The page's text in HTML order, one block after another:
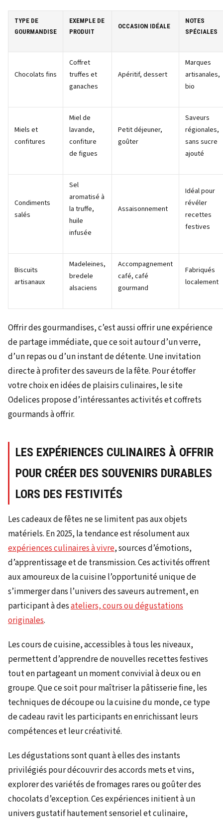
TYPE DE
GOURMANDISE
EXEMPLE DE
PRODUIT
OCCASION IDÉALE
NOTES
SPÉCIALES
Chocolats fins
Coffret
truffes et
ganaches
Apéritif, dessert
Marques
artisanales,
bio
Miels et
confitures
Miel de
lavande,
confiture
de figues
Petit déjeuner,
goûter
Saveurs
régionales,
sans sucre
ajouté
Condiments
salés
Sel
aromatisé à
la truffe,
huile
infusée
Assaisonnement
Idéal pour
révéler
recettes
festives
Biscuits
artisanaux
Madeleines,
bredele
alsaciens
Accompagnement
café, café
gourmand
Fabriqués
localement
Offrir des gourmandises, c’est aussi offrir une expérience
de partage immédiate, que ce soit autour d’un verre,
d’un repas ou d’un instant de détente. Une invitation
directe à profiter des saveurs de la fête. Pour étoffer
votre choix en idées de plaisirs culinaires, le site
Odelices propose d’intéressantes activités et coffrets
gourmands à offrir.
LES EXPÉRIENCES CULINAIRES À OFFRIR
POUR CRÉER DES SOUVENIRS DURABLES
LORS DES FESTIVITÉS
Les cadeaux de fêtes ne se limitent pas aux objets
matériels. En 2025, la tendance est résolument aux
expériences culinaires à vivre, sources d’émotions,
d’apprentissage et de transmission. Ces activités offrent
aux amoureux de la cuisine l’opportunité unique de
s’immerger dans l’univers des saveurs autrement, en
participant à desateliers, cours ou dégustations
originales.
Les cours de cuisine, accessibles à tous les niveaux,
permettent d’apprendre de nouvelles recettes festives
tout en partageant un moment convivial à deux ou en
groupe. Que ce soit pour maîtriser la pâtisserie fine, les
techniques de découpe ou la cuisine du monde, ce type
de cadeau ravit les participants en enrichissant leurs
compétences et leur créativité.
Les dégustations sont quant à elles des instants
privilégiés pour découvrir des accords mets et vins,
explorer des variétés de fromages rares ou goûter des
chocolats d’exception. Ces expériences initient à un
univers gustatif hautement sensoriel et culinaire,